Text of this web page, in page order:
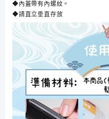
◆內蓋帶有內螺紋。
◆請直立垂直存放